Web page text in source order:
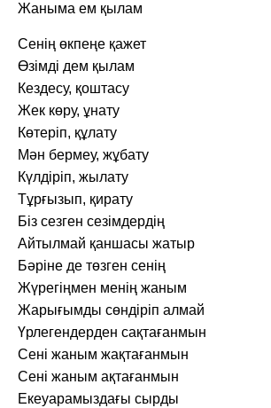
Жаныма ем қылам
Сенің өкпеңе қажет
Өзімді дем қылам
Кездесу, қоштасу
Жек көру, ұнату
Көтеріп, құлату
Мән бермеу, жұбату
Күлдіріп, жылату
Тұрғызып, қирату
Біз сезген сезімдердің
Айтылмай қаншасы жатыр
Бәріне де төзген сенің
Жүрегіңмен менің жаным
Жарығымды сөндіріп алмай
Үрлегендерден сақтағанмын
Сені жаным жақтағанмын
Сені жаным ақтағанмын
Екеуарамыздағы сырды